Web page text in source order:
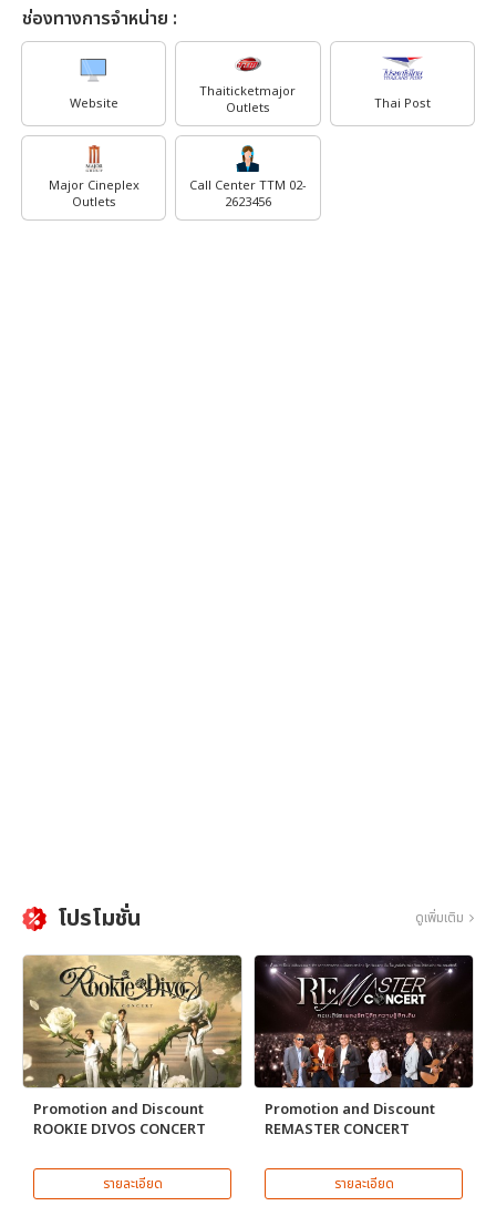
ช่องทางการจำหน่าย :
Website
Thaiticketmajor
Outlets
Thai Post
Major Cineplex
Outlets
Call Center TTM 02-
2623456
โปรโมชั่น ดูเพิ่มเติม
Promotion and Discount
ROOKIE DIVOS CONCERT
รายละเอียด
Promotion and Discount
REMASTER CONCERT
รายละเอียด